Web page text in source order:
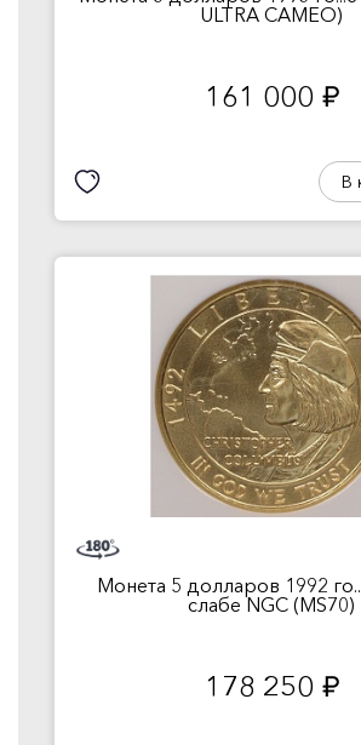
ULTRA CAMEO)
161 000 руб.
В
Монета 5 долларов 1992
слабе NGC (MS70)
178 250 руб.